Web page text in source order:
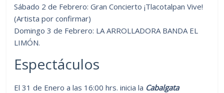
Sábado 2 de Febrero: Gran Concierto ¡Tlacotalpan Vive!
(Artista por confirmar)
Domingo 3 de Febrero: LA ARROLLADORA BANDA EL
LIMÓN.
Espectáculos
El 31 de Enero a las 16:00 hrs. inicia la Cabalgata